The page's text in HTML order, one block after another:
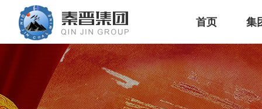
首页 集